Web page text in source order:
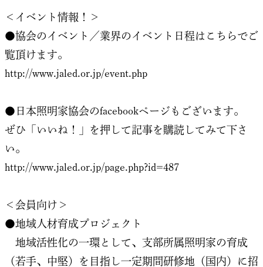
＜イベント情報！＞
●協会のイベント／業界のイベント日程はこちらでご
覧頂けます。
http://www.jaled.or.jp/event.php
●日本照明家協会のfacebookページもございます。
ぜひ「いいね！」を押して記事を購読してみて下さ
い。
http://www.jaled.or.jp/page.php?id=487
＜会員向け＞
●地域人材育成プロジェクト
地域活性化の一環として、支部所属照明家の育成
（若手、中堅）を目指し一定期間研修地（国内）に招